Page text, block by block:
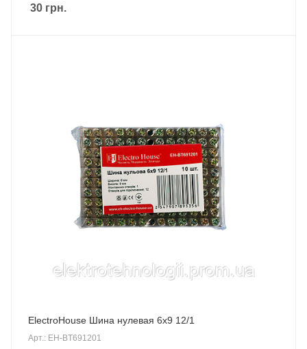
30 грн.
ElectroHouse Шина нулевая 6х9 12/1
Арт.: EH-BT691201